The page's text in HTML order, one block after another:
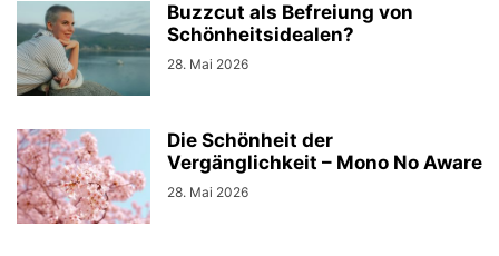
Buzzcut als Befreiung von
Schönheitsidealen?
28. Mai 2026
Die Schönheit der
Vergänglichkeit – Mono No Aware
28. Mai 2026